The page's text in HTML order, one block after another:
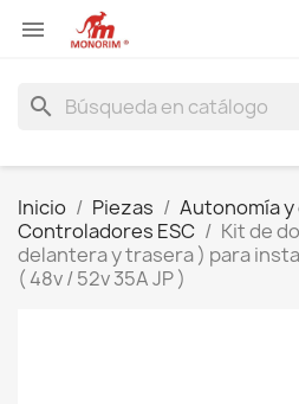

search
Inicio Piezas
Autonomía
Controladores ESC
Kit de
delantera y trasera ) para
( 48v / 52v 35A JP )